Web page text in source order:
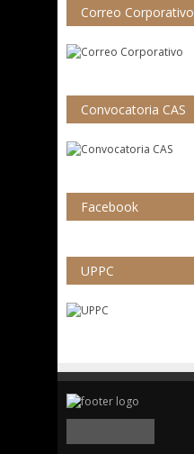
Correo Corporativo
Convocatoria CAS
Facebook
UPPC